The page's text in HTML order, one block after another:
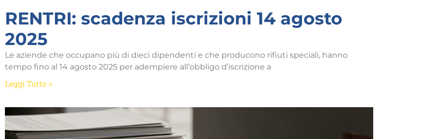
RENTRI: scadenza iscrizioni 14 agosto
2025
Le aziende che occupano più di dieci dipendenti e che producono rifiuti speciali, hanno
tempo fino al 14 agosto 2025 per adempiere all’obbligo d’iscrizione a
Leggi Tutto »